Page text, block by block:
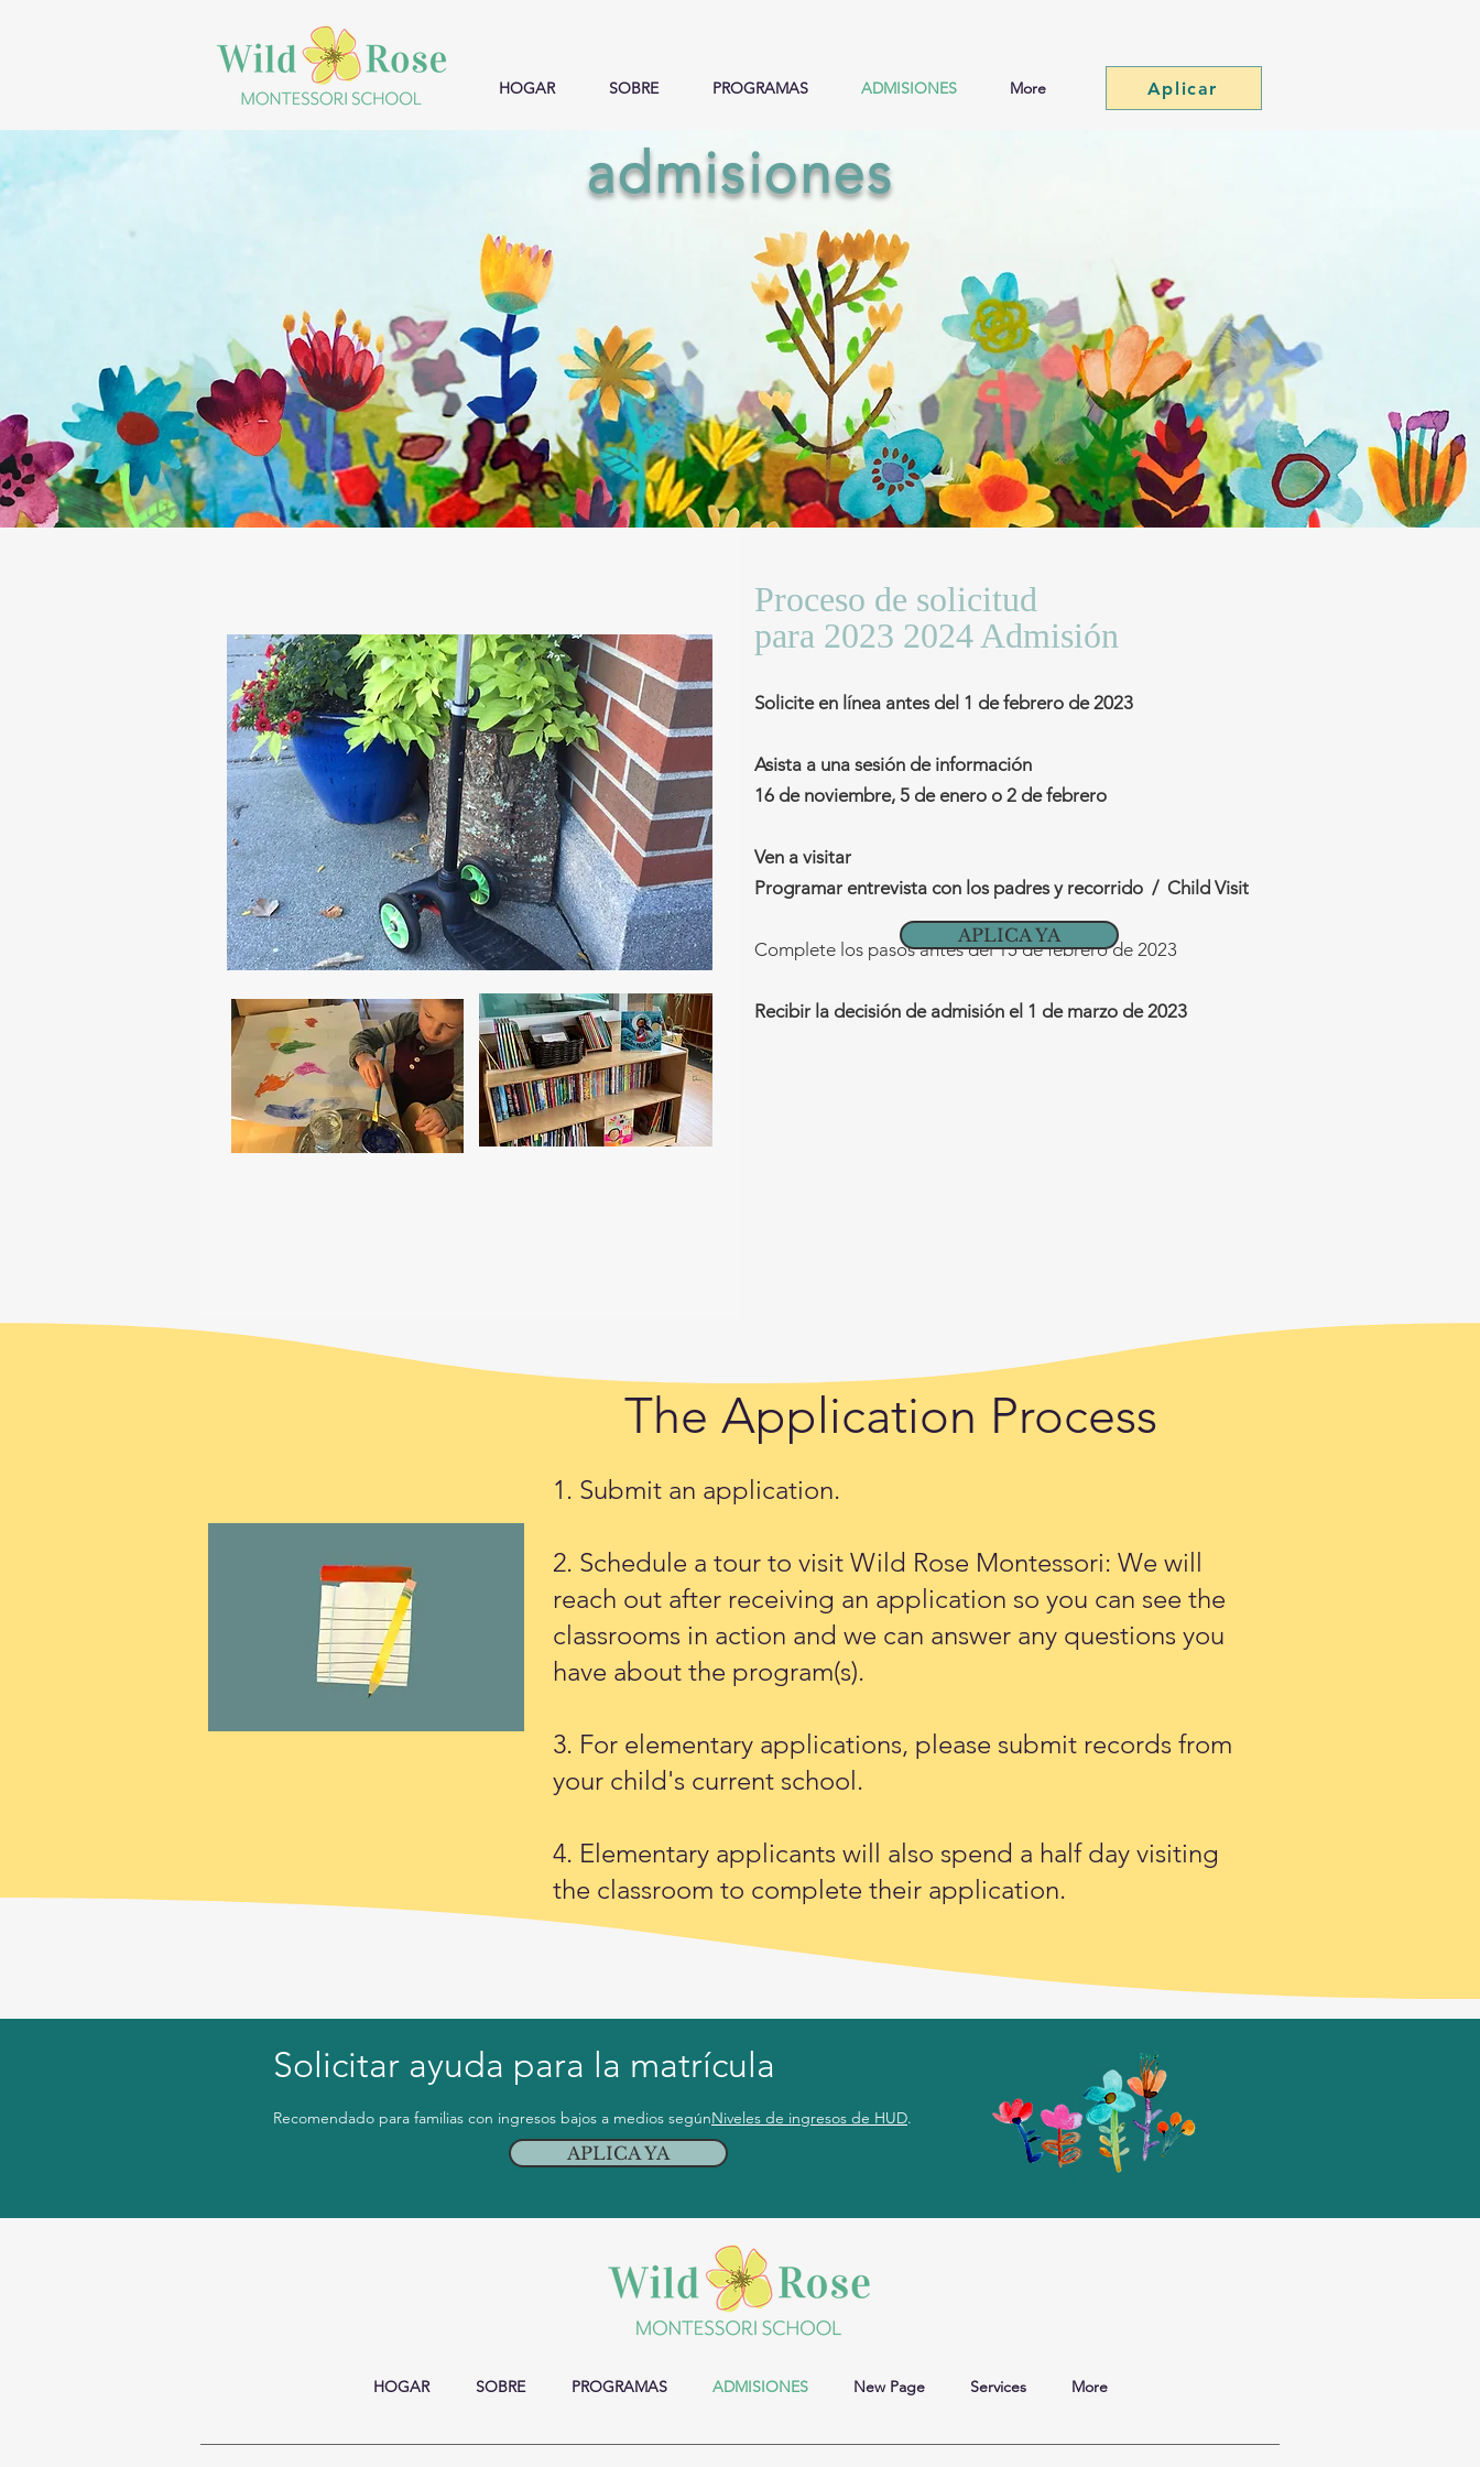
HOGAR SOBRE PROGRAMAS ADMISIONES More Aplicar
admisiones
Proceso de solicitud
para 2023 2024 Admisión
Solicite en línea antes del 1 de febrero de 2023
Asista a una sesión de información
16 de noviembre, 5 de enero o 2 de febrero
Ven a visitar
Programar entrevista con los padres y recorrido / Child Visit
Complete los pasos antes del 15 de febrero de 2023
Recibir la decisión de admisión el 1 de marzo de 2023
APLICA YA
The Application Process
1. Submit an application.
2. Schedule a tour to visit Wild Rose Montessori: We will
reach out after receiving an application so you can see the
classrooms in action and we can answer any questions you
have about the program(s).
3. For elementary applications, please submit records from
your child's current school.
4. Elementary applicants will also spend a half day visiting
the classroom to complete their application.
Solicitar ayuda para la matrícula
Recomendado para familias con ingresos bajos a medios segúnNiveles de ingresos de HUD.
APLICA YA
HOGAR SOBRE PROGRAMAS ADMISIONES New Page Services More